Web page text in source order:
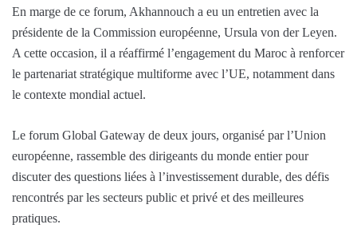
En marge de ce forum, Akhannouch a eu un entretien avec la
présidente de la Commission européenne, Ursula von der Leyen.
A cette occasion, il a réaffirmé l’engagement du Maroc à renforcer
le partenariat stratégique multiforme avec l’UE, notamment dans
le contexte mondial actuel.
Le forum Global Gateway de deux jours, organisé par l’Union
européenne, rassemble des dirigeants du monde entier pour
discuter des questions liées à l’investissement durable, des défis
rencontrés par les secteurs public et privé et des meilleures
pratiques.